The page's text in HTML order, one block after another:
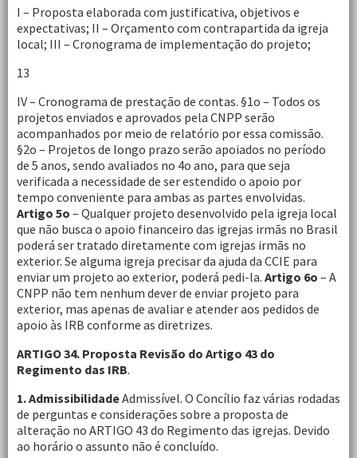
I – Proposta elaborada com justificativa, objetivos e
expectativas; II – Orçamento com contrapartida da igreja
local; III – Cronograma de implementação do projeto;
13
IV – Cronograma de prestação de contas. §1o – Todos os
projetos enviados e aprovados pela CNPP serão
acompanhados por meio de relatório por essa comissão.
§2o – Projetos de longo prazo serão apoiados no período
de 5 anos, sendo avaliados no 4o ano, para que seja
verificada a necessidade de ser estendido o apoio por
tempo conveniente para ambas as partes envolvidas.
Artigo 5o – Qualquer projeto desenvolvido pela igreja local
que não busca o apoio financeiro das igrejas irmãs no Brasil
poderá ser tratado diretamente com igrejas irmãs no
exterior. Se alguma igreja precisar da ajuda da CCIE para
enviar um projeto ao exterior, poderá pedi-la. Artigo 6o – A
CNPP não tem nenhum dever de enviar projeto para
exterior, mas apenas de avaliar e atender aos pedidos de
apoio às IRB conforme as diretrizes.
ARTIGO 34. Proposta Revisão do Artigo 43 do
Regimento das IRB.
1. AdmissibilidadeAdmissível. O Concílio faz várias rodadas
de perguntas e considerações sobre a proposta de
alteração no ARTIGO 43 do Regimento das igrejas. Devido
ao horário o assunto não é concluído.